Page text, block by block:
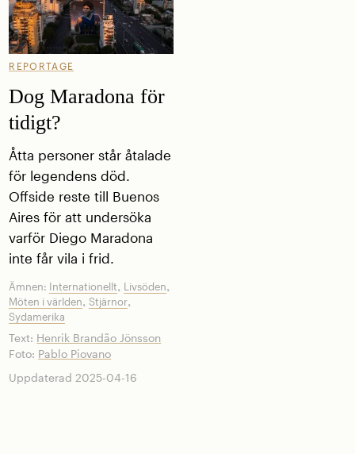
REPORTAGE
Dog Maradona för
tidigt?
Åtta personer står åtalade
för legendens död.
Offside reste till Buenos
Aires för att undersöka
varför Diego Maradona
inte får vila i frid.
Ämnen: Internationellt, Livsöden,
Möten i världen,Stjärnor,
Sydamerika
Text: Henrik Brandão Jönsson
Foto: Pablo Piovano
Uppdaterad 2025-04-16